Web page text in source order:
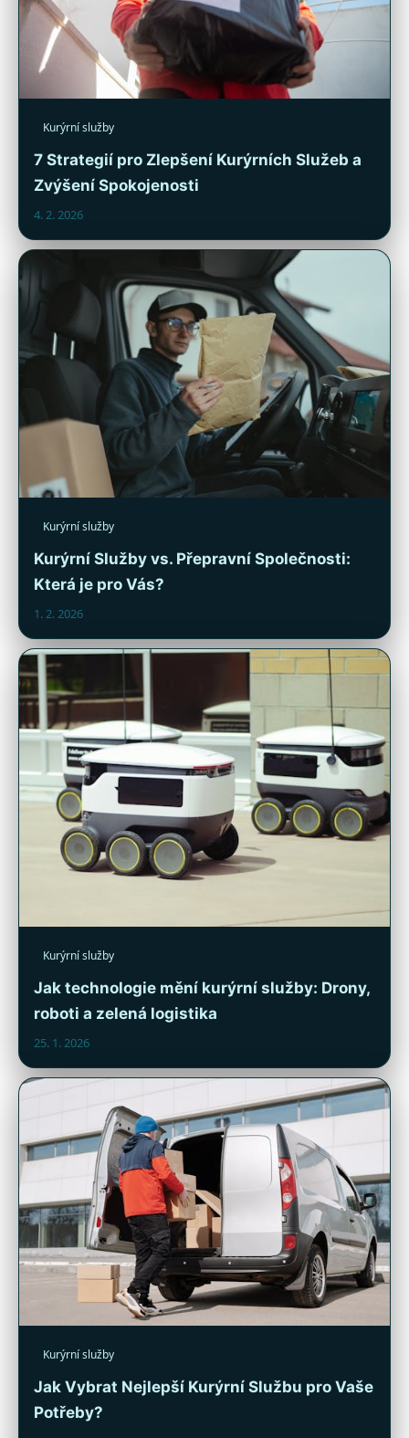
Kurýrní služby
7 Strategií pro Zlepšení Kurýrních Služeb a
Zvýšení Spokojenosti
4. 2. 2026
Kurýrní služby
Kurýrní Služby vs. Přepravní Společnosti:
Která je pro Vás?
1. 2. 2026
Kurýrní služby
Jak technologie mění kurýrní služby: Drony,
roboti a zelená logistika
25. 1. 2026
Kurýrní služby
Jak Vybrat Nejlepší Kurýrní Službu pro Vaše
Potřeby?